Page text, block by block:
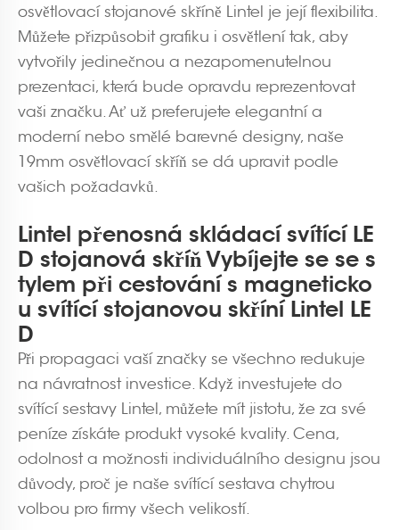
osvětlovací stojanové skříně Lintel je její flexibilita.
Můžete přizpůsobit grafiku i osvětlení tak, aby
vytvořily jedinečnou a nezapomenutelnou
prezentaci, která bude opravdu reprezentovat
vaši značku. Ať už preferujete elegantní a
moderní nebo smělé barevné designy, naše
19mm osvětlovací skříň se dá upravit podle
vašich požadavků.
Lintel přenosná skládací svítící LE
D stojanová skříň Vybíjejte se se s
tylem při cestování s magneticko
u svítící stojanovou skříní Lintel LE
D
Při propagaci vaší značky se všechno redukuje
na návratnost investice. Když investujete do
svítící sestavy Lintel, můžete mít jistotu, že za své
peníze získáte produkt vysoké kvality. Cena,
odolnost a možnosti individuálního designu jsou
důvody, proč je naše svítící sestava chytrou
volbou pro firmy všech velikostí.